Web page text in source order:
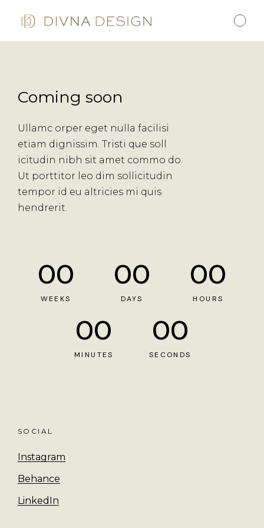
Coming soon
Ullamc orper eget nulla facilisi
etiam dignissim. Tristi que soll
icitudin nibh sit amet commo do.
Ut porttitor leo dim sollicitudin
tempor id eu altricies mi quis
hendrerit.
00
WEEKS
00
DAYS
00
HOURS
00
MINUTES
00
SECONDS
SOCIAL
Instagram
Behance
LinkedIn